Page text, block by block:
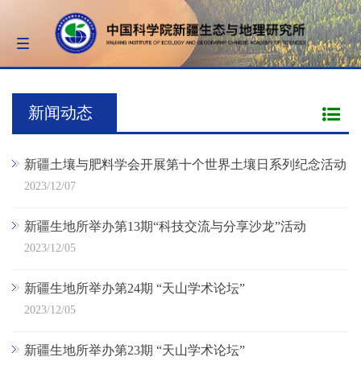
Toggle
navigation
新闻动态
新疆土壤与肥料学会开展第十个世界土壤日系列纪念活动
2023/12/07
新疆生地所举办第13期“科技交流与分享沙龙”活动
2023/12/05
新疆生地所举办第24期 “天山学术论坛”
2023/12/05
新疆生地所举办第23期 “天山学术论坛”